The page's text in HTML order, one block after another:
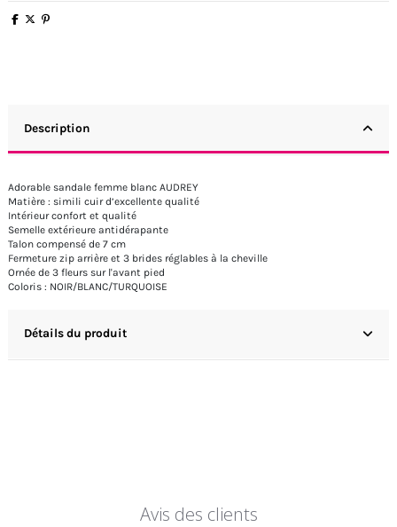
Description
Adorable sandale femme blanc AUDREY
Matière : simili cuir d’excellente qualité
Intérieur confort et qualité
Semelle extérieure antidérapante
Talon compensé de 7 cm
Fermeture zip arrière et 3 brides réglables à la cheville
Ornée de 3 fleurs sur l'avant pied
Coloris : NOIR/BLANC/TURQUOISE
Détails du produit
Avis des clients